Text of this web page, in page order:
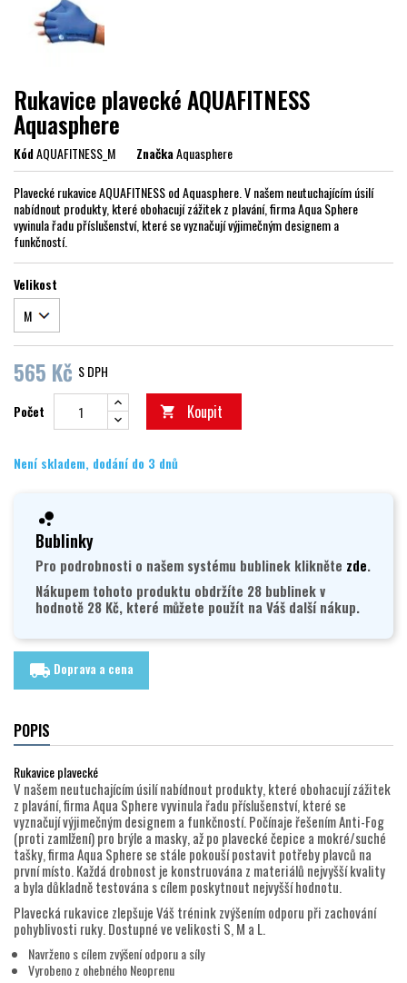
Rukavice plavecké AQUAFITNESS
Aquasphere
KódAQUAFITNESS_M ZnačkaAquasphere
Plavecké rukavice AQUAFITNESS od Aquasphere. V našem neutuchajícím úsilí
nabídnout produkty, které obohacují zážitek z plavání, firma Aqua Sphere
vyvinula řadu příslušenství, které se vyznačují výjimečným designem a
funkčností.
Velikost
565 Kč S DPH
Počet  Koupit
Není skladem, dodání do 3 dnů
Bublinky
Pro podrobnosti o našem systému bublinek klikněte zde.
Nákupem tohoto produktu obdržíte 28 bublinek v
hodnotě 28 Kč, které můžete použít na Váš další nákup.
local_shipping Doprava a cena
POPIS
Rukavice plavecké
V našem neutuchajícím úsilí nabídnout produkty, které obohacují zážitek
z plavání, firma Aqua Sphere vyvinula řadu příslušenství, které se
vyznačují výjimečným designem a funkčností. Počínaje řešením Anti-Fog
(proti zamlžení) pro brýle a masky, až po plavecké čepice a mokré/suché
tašky, firma Aqua Sphere se stále pokouší postavit potřeby plavců na
první místo. Každá drobnost je konstruována z materiálů nejvyšší kvality
a byla důkladně testována s cílem poskytnout nejvyšší hodnotu.
Plavecká rukavice zlepšuje Váš trénink zvýšením odporu při zachování
pohyblivosti ruky. Dostupné ve velikosti S, M a L.
Navrženo s cílem zvýšení odporu a síly
Vyrobeno z ohebného Neoprenu